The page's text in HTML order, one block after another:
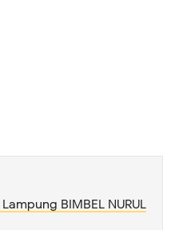
BIMBEL NURUL